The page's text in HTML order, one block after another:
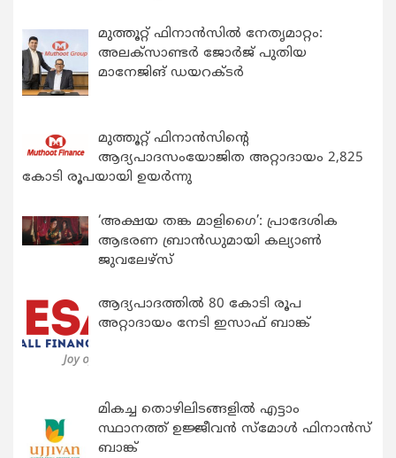
മുത്തൂറ്റ് ഫിനാൻസിൽ നേതൃമാറ്റം:
അലക്സാണ്ടർ ജോർജ് പുതിയ
മാനേജിങ് ഡയറക്ടർ
മുത്തൂറ്റ് ഫിനാൻസിന്റെ
ആദ്യപാദസംയോജിത അറ്റാദായം 2,825
കോടി രൂപയായി ഉയർന്നു
‘അക്ഷയ തങ്ക മാളിഗൈ’: പ്രാദേശിക
ആഭരണ ബ്രാന്‍ഡുമായി കല്യാണ്‍
ജുവലേഴ്‌സ്
ആദ്യപാദത്തിൽ 80 കോടി രൂപ
അറ്റാദായം നേടി ഇസാഫ് ബാങ്ക്
മികച്ച തൊഴിലിടങ്ങളിൽ എട്ടാം
സ്ഥാനത്ത് ഉജ്ജീവൻ സ്മോൾ ഫിനാൻസ്
ബാങ്ക്